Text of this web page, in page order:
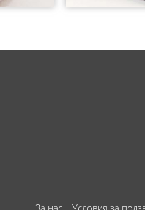
За нас Условия за